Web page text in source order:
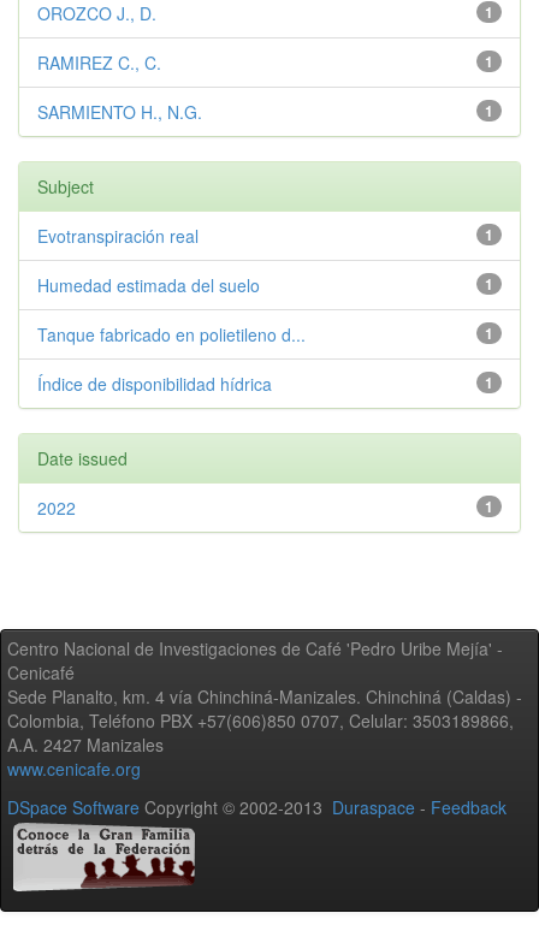
1
OROZCO J., D.
1
RAMIREZ C., C.
1
SARMIENTO H., N.G.
Subject
1
Evotranspiración real
1
Humedad estimada del suelo
1
Tanque fabricado en polietileno d...
1
Índice de disponibilidad hídrica
Date issued
1
2022
Centro Nacional de Investigaciones de Café 'Pedro Uribe Mejía' -
Cenicafé
Sede Planalto, km. 4 vía Chinchiná-Manizales. Chinchiná (Caldas) -
Colombia, Teléfono PBX +57(606)850 0707, Celular: 3503189866,
A.A. 2427 Manizales
www.cenicafe.org
DSpace Software Copyright © 2002-2013 Duraspace - Feedback